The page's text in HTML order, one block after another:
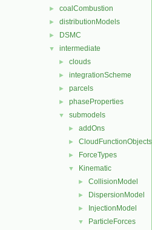
► coalCombustion
► distributionModels
► DSMC
▼ intermediate
► clouds
► integrationScheme
► parcels
► phaseProperties
▼ submodels
► addOns
► CloudFunctionObjects
► ForceTypes
▼ Kinematic
► CollisionModel
► DispersionModel
► InjectionModel
▼ ParticleForces